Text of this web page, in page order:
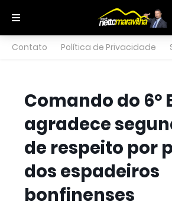
Contato Política de Privacidade
Comando do 6º
agradece
de respeito por
dos espadeiros
bonfinenses